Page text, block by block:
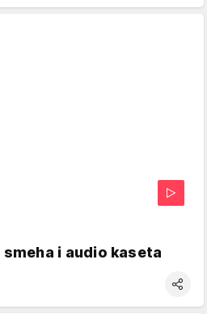
i audio kaseta